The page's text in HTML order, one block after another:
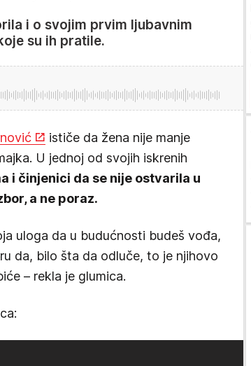
i o svojim prvim ljubavnim
su ih pratile.
ističe da žena nije manje
U jednoj od svojih iskrenih
i činjenici da se nije ostvarila u
a ne poraz.
uloga da u budućnosti budeš vođa,
da, bilo šta da odluče, to je njihovo
– rekla je glumica.